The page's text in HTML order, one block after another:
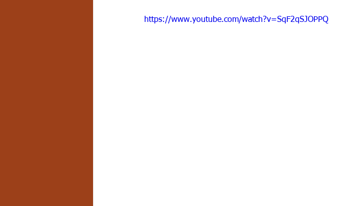
PSICOLOGÍA INSTITUCIONAL DEPORTES Jardín-2020
https://www.youtube.com/watch?v=SqF2qSJOPPQ